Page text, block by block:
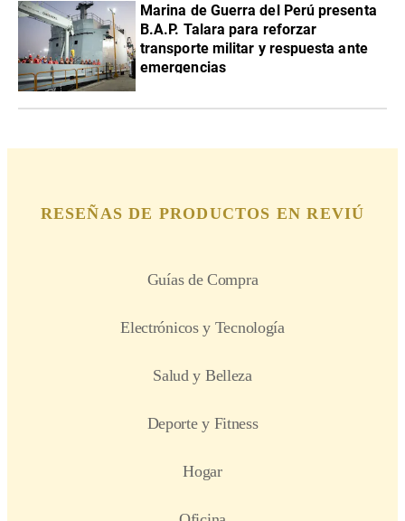
Marina de Guerra del Perú presenta
B.A.P. Talara para reforzar
transporte militar y respuesta ante
emergencias